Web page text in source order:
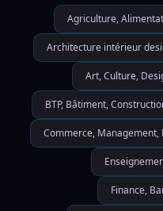
Agriculture,
Architecture intérieur
Art, Culture,
BTP, Bâtiment,
Commerce, Management,
Finance,